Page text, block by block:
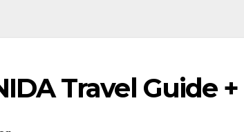
Travel Guide